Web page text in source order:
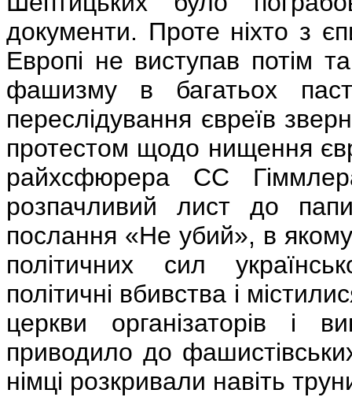
документи. Проте ніхто з
Европі не виступав потім
фашизму в багатьох
переслідування євреїв
протестом щодо нищення
райхсфюрера СС
розпачливий лист до
послання «Не убий», в
політичних сил
політичні вбивства і
церкви організаторів і
приводило до
німці розкривали навіть